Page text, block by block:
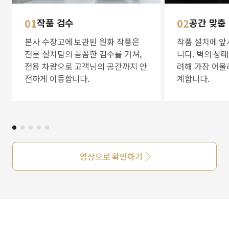
01작품 검수
본사 수장고에 보관된 원화 작품은
전문 설치팀의 꼼꼼한 검수를 거쳐,
전용 차량으로 고객님의 공간까지 안
전하게 이동합니다.
02공간 맞
작품 설치에
니다. 벽의 상
려해 가장 어
계합니다.
영상으로 확인하기